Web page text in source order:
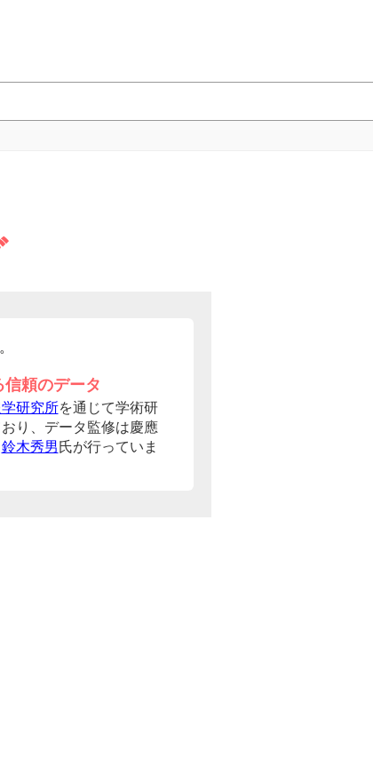
。
頼のデータ
研究所を通じて学術研
り、データ監修は慶應
鈴木秀男 氏が行っていま